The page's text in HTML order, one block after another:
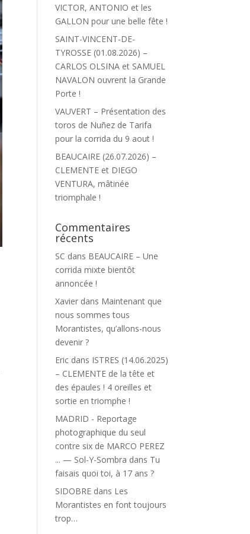
VICTOR, ANTONIO et les
GALLON pour une belle fête !
SAINT-VINCENT-DE-
TYROSSE (01.08.2026) –
CARLOS OLSINA et SAMUEL
NAVALON ouvrent la Grande
Porte !
VAUVERT – Présentation des
toros de Nuñez de Tarifa
pour la corrida du 9 aout !
BEAUCAIRE (26.07.2026) –
CLEMENTE et DIEGO
VENTURA, mâtinée
triomphale !
Commentaires
récents
SC dans BEAUCAIRE – Une
corrida mixte bientôt
annoncée !
Xavier dans Maintenant que
nous sommes tous
Morantistes, qu’allons-nous
devenir ?
Eric dans ISTRES (14.06.2025)
– CLEMENTE de la tête et
des épaules ! 4 oreilles et
sortie en triomphe !
MADRID - Reportage
photographique du seul
contre six de MARCO PEREZ
... — Sol-Y-Sombra dans Tu
faisais quoi toi, à 17 ans ?
SIDOBRE dans Les
Morantistes en font toujours
trop…